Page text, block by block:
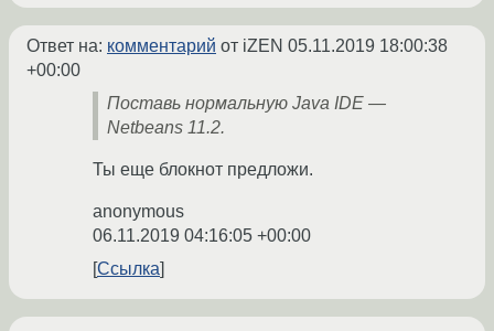
Ответ на: комментарий от iZEN 05.11.2019 18:00:38
+00:00
Поставь нормальную Java IDE —
Netbeans 11.2.
Ты еще блокнот предложи.
anonymous
06.11.2019 04:16:05 +00:00
Ссылка